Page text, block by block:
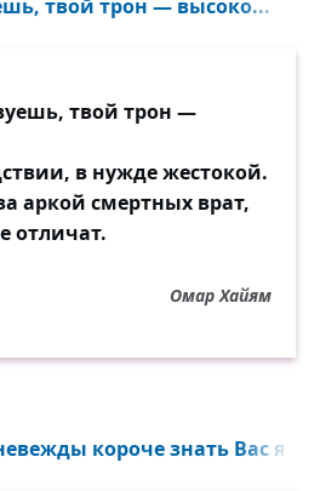
твой трон — высоко...
твой трон —
в нужде жестокой.
аркой смертных врат,
отличат.
Омар Хайям
короче знать Вас я